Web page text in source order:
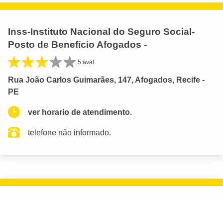
Inss-Instituto Nacional do Seguro Social-
Posto de Benefício Afogados -
5 aval.
Rua João Carlos Guimarães, 147, Afogados, Recife -
PE
ver horario de atendimento.
telefone não informado.